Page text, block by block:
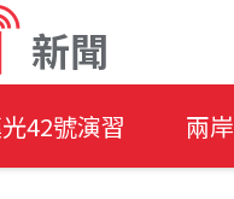
新聞
42號演習 兩岸